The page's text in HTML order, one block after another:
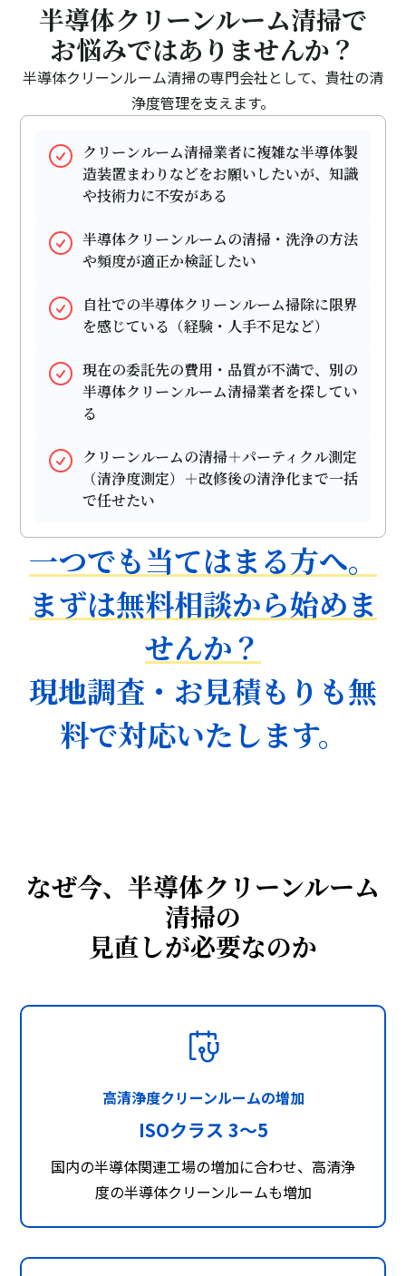
半導体クリーンルーム清掃で
お悩みではありませんか？
半導体クリーンルーム清掃の専門会社として、貴社の清
浄度管理を支えます。
クリーンルーム清掃業者に複雑な半導体製
造装置まわりなどをお願いしたいが、知識
や技術力に不安がある
半導体クリーンルームの清掃・洗浄の方法
や頻度が適正か検証したい
自社での半導体クリーンルーム掃除に限界
を感じている（経験・人手不足など）
現在の委託先の費用・品質が不満で、別の
半導体クリーンルーム清掃業者を探してい
る
クリーンルームの清掃＋パーティクル測定
（清浄度測定）＋改修後の清浄化まで一括
で任せたい
一つでも当てはまる方へ。
まずは無料相談から始めま
せんか？
現地調査・お見積もりも無
料で対応いたします。
なぜ今、半導体クリーンルーム
清掃の
見直しが必要なのか
高清浄度クリーンルームの増加
ISOクラス 3〜5
国内の半導体関連工場の増加に合わせ、高清浄
度の半導体クリーンルームも増加